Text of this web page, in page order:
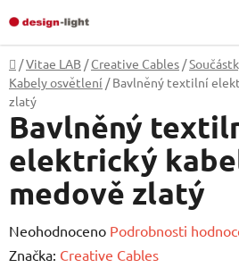
na
obsah
Domů
/Vitae LAB / Creative Cables /
Kabely osvětlení / Bavlněný textilní
zlatý
Bavlněný
elektrický
medově zlatý
Průměrné
hodnocení
Neohodnoceno Podrobnosti
Značka: Creative Cables